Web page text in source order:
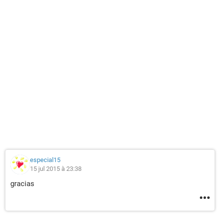
especial15
15 jul 2015 à 23:38
gracias